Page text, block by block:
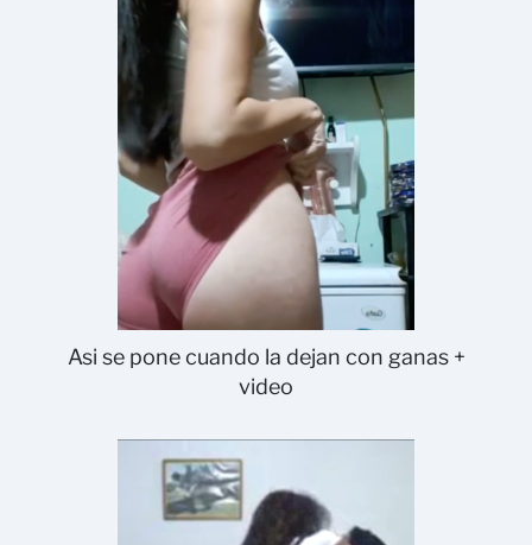
Asi se pone cuando la dejan con ganas +
video